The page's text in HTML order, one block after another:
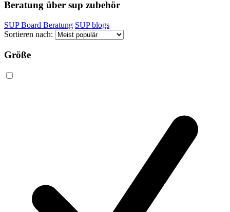
Beratung über sup zubehör
SUP Board Beratung SUP blogs
Sortieren nach:
Größe